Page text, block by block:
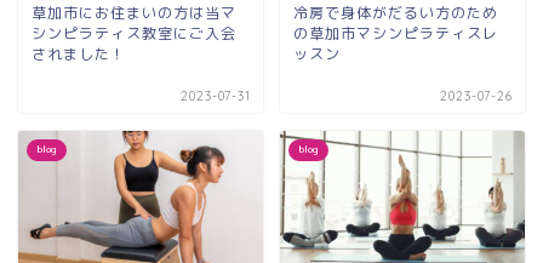
草加市にお住まいの方は当マ
シンピラティス教室にご入会
されました！
2023-07-31
冷房で身体がだるい方のため
の草加市マシンピラティスレ
ッスン
2023-07-26
blog blog